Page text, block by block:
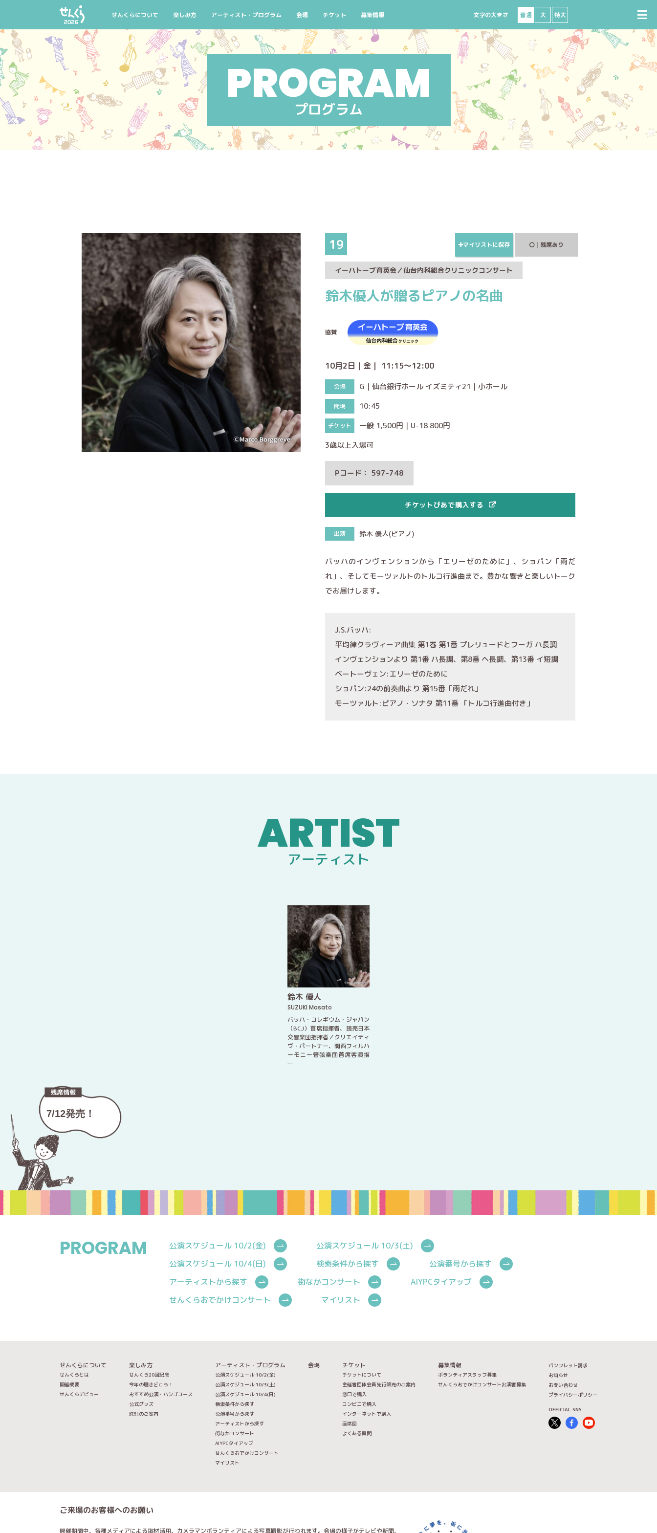
せんくらについて
開催概要
せんくらデビュー
楽しみ方
今年の聴きどころ！
おすすめ公演・ハシゴコース
公式グッズ
託児のご案内
アーティスト・プログラム
公演スケジュール 10/3(土)
公演スケジュール 10/4(日)
公演番号から探す
アーティストから探す
AIYPCタイアップ
せんくらおでかけコンサート
マイリスト
会場
チケット
主催者団体会員先行販売のご案内
コンビニで購入
インターネットで購入
よくある質問
募集情報
せんくらおでかけコンサート出演者募集
普通 大 特大
プログラム
19 マイリストに保存 ｜残席あり
イーハトーブ育英会／仙台内科総合クリニックコンサート
鈴木優人が贈るピアノの名曲
協賛
10月2日｜金｜ 11:15～12:00
G｜仙台銀行ホール イズミティ21｜小ホール
10:45
一般 1,500円｜U-18 800円
3歳以上入場可
Pコード： 597-748
チケットぴあで購入する
出演 鈴木 優人(ピアノ)
バッハのインヴェンションから「エリーゼのために」、ショパン「雨だ
れ」、そしてモーツァルトのトルコ行進曲まで。豊かな響きと楽しいトーク
でお届けします。
J.S.バッハ:
平均律クラヴィーア曲集 第1巻 第1番 プレリュードとフーガ ハ長調
インヴェンションより 第1番 ハ長調、第8番 ヘ長調、第13番 イ短調
ベートーヴェン:エリーゼのために
ショパン:24の前奏曲より 第15番「雨だれ」
モーツァルト:ピアノ・ソナタ 第11番 「トルコ行進曲付き」
アーティスト
鈴木 優人
SUZUKI Masato
バッハ・コレギウム・ジャパン
（BCJ）首席指揮者、読売日本
交響楽団指揮者／クリエイティ
ヴ・パートナー、関西フィルハ
ーモニー管弦楽団首席客演指
…
7/12発売！
PROGRAM 公演スケジュール 10/2(金)
公演スケジュール 10/3(土)
公演スケジュール 10/4(日)
検索条件から探す
公演番号から探す
アーティストから探す
街なかコンサート
AIYPCタイアップ
せんくらおでかけコンサート
マイリスト
公式グッズ
託児のご案内
マイリスト
せんくらについて
せんくらとは
開催概要
せんくらデビュー
楽しみ方
せんくら20回記念
今年の聴きどころ！
おすすめ公演・ハシゴコース
公式グッズ
託児のご案内
アーティスト・プログラム
公演スケジュール 10/2(金)
公演スケジュール 10/3(土)
公演スケジュール 10/4(日)
検索条件から探す
公演番号から探す
アーティストから探す
街なかコンサート
AIYPCタイアップ
せんくらおでかけコンサート
マイリスト
会場 チケット
チケットについて
主催者団体会員先行販売のご案内
窓口で購入
コンビニで購入
インターネットで購入
座席図
よくある質問
募集情報
ボランティアスタッフ募集
せんくらおでかけコンサート出演者募集
パンフレット請求
お知らせ
お問い合わせ
プライバシーポリシー
OFFICIAL SNS
ご来場のお客様へのお願い
開催期間中、各種メディアによる取材活用、カメラマンボランティアによる写真撮影が行われます。会場の様子がテレビや新聞、